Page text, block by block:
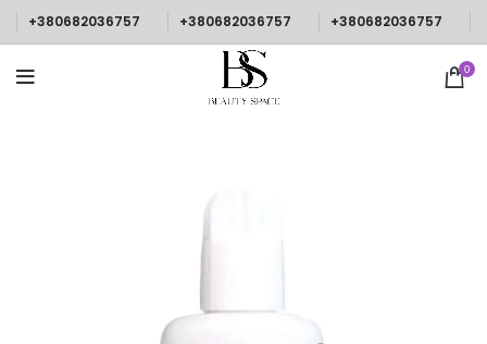
+380682036757 +380682036757 +380682036757
0